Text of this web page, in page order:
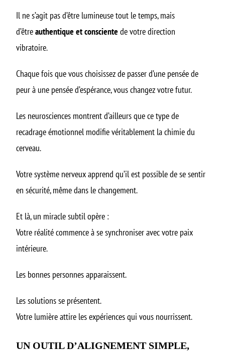
Il ne s’agit pas d’être lumineuse tout le temps, mais
d’êtreauthentique et consciente de votre direction
vibratoire.
Chaque fois que vous choisissez de passer d’une pensée de
peur à une pensée d’espérance, vous changez votre futur.
Les neurosciences montrent d’ailleurs que ce type de
recadrage émotionnel modifie véritablement la chimie du
cerveau.
Votre système nerveux apprend qu’il est possible de se sentir
en sécurité, même dans le changement.
Et là, un miracle subtil opère :
Votre réalité commence à se synchroniser avec votre paix
intérieure.
Les bonnes personnes apparaissent.
Les solutions se présentent.
Votre lumière attire les expériences qui vous nourrissent.
UN OUTIL D’ALIGNEMENT SIMPLE,